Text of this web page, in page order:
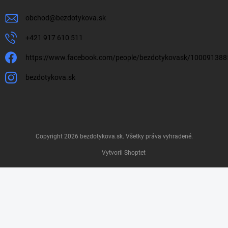
obchod @bezdotykova.sk
+421 917 610 511
https://www.facebook.com/people/bezdotykovask/
bezdotykova.sk
Vytvoril Shoptet
Copyright 2026 bezdotykova.sk. Všetky práva vyhradené.